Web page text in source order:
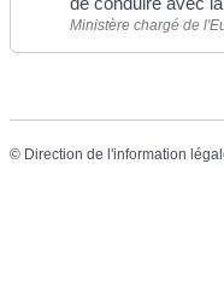
Ministère chargé de
© Direction de l'information